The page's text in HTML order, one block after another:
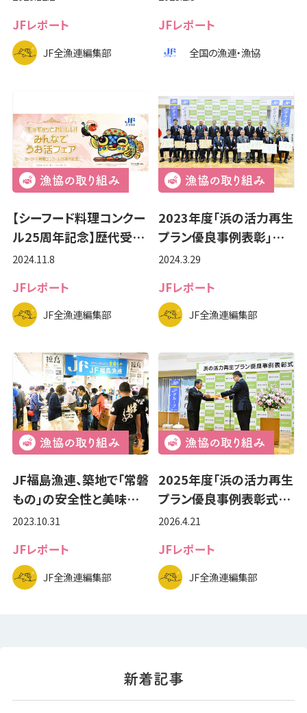
JFレポート
JF全漁連編集部
JFレポート
全国の漁連・漁協
【シーフード料理コンクー
ル25周年記念】歴代受…
2024.11.8
JFレポート
JF全漁連編集部
2023年度「浜の活力再生
プラン優良事例表彰」…
2024.3.29
JFレポート
JF全漁連編集部
JF福島漁連、築地で「常磐
もの」の安全性と美味…
2023.10.31
JFレポート
JF全漁連編集部
2025年度「浜の活力再生
プラン優良事例表彰式…
2026.4.21
JFレポート
JF全漁連編集部